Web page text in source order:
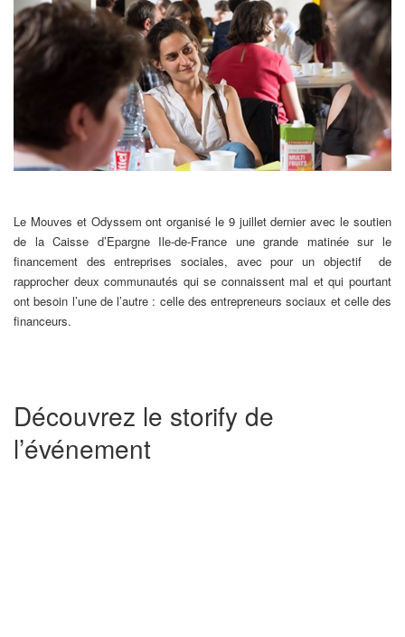
Le Mouves et Odyssem ont organisé le 9 juillet dernier avec le soutien
de la Caisse d’Epargne Ile-de-France une grande matinée sur le
financement des entreprises sociales, avec pour un objectif de
rapprocher deux communautés qui se connaissent mal et qui pourtant
ont besoin l’une de l’autre : celle des entrepreneurs sociaux et celle des
financeurs.
Découvrez le storify de
l’événement